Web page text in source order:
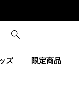
ズ 限定商品